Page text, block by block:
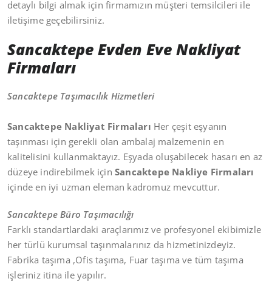
detaylı bilgi almak için firmamızın müşteri temsilcileri ile
iletişime geçebilirsiniz.
Sancaktepe Evden Eve Nakliyat
Firmaları
Sancaktepe Taşımacılık Hizmetleri
Sancaktepe Nakliyat Firmaları Her çeşit eşyanın
taşınması için gerekli olan ambalaj malzemenin en
kalitelisini kullanmaktayız. Eşyada oluşabilecek hasarı en az
düzeye indirebilmek için Sancaktepe Nakliye Firmaları
içinde en iyi uzman eleman kadromuz mevcuttur.
Sancaktepe Büro Taşımacılığı
Farklı standartlardaki araçlarımız ve profesyonel ekibimizle
her türlü kurumsal taşınmalarınız da hizmetinizdeyiz.
Fabrika taşıma ,Ofis taşıma, Fuar taşıma ve tüm taşıma
işleriniz itina ile yapılır.